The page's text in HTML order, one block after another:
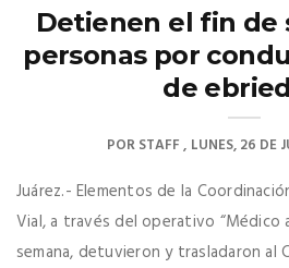
Detienen el fin de
personas por
de
PORSTAFF LUNES, 26 DE
Juárez.- Elementos de la
Vial, a través del operativo “Médico
semana, detuvieron y trasladaron al